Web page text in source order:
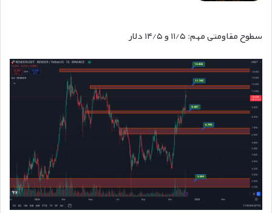
سطوح مقاومتی مهم: ۱۱/۵ و ۱۴/۵ دلار